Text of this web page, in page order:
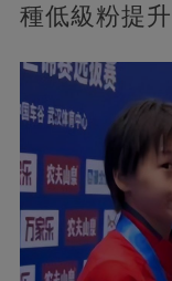
種低級粉提升